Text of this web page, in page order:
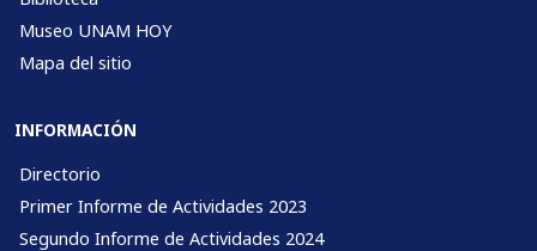
Museo UNAM HOY
Mapa del sitio
INFORMACIÓN
Directorio
Primer Informe de Actividades 2023
Segundo Informe de Actividades 2024